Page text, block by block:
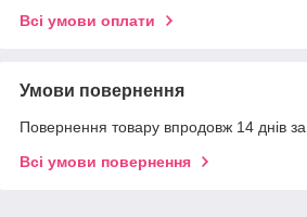
Всі умови оплати
Умови повернення
Повернення товару впродовж 14 днів
Всі умови повернення